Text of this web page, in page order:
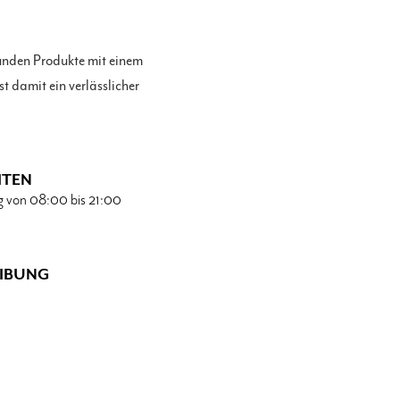
Produkte mit einem
damit ein verlässlicher
von 08:00 bis 21:00